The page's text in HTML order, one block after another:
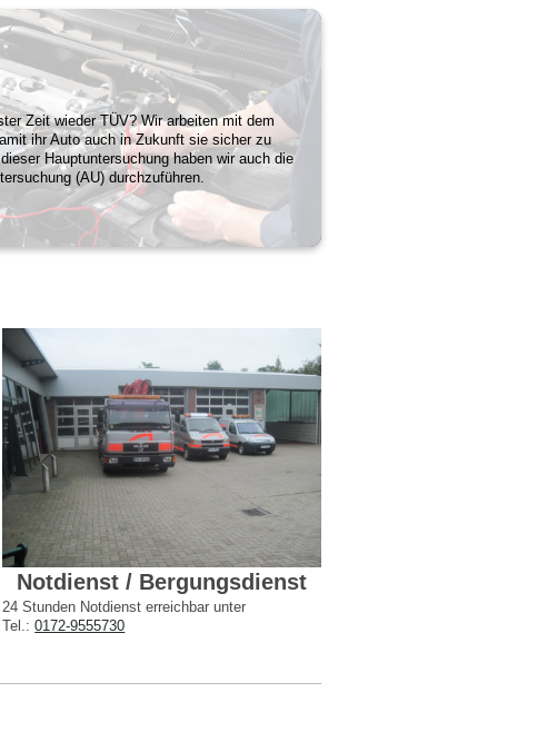
Zeit wieder TÜV? Wir arbeiten mit dem
ihr Auto auch in Zukunft sie sicher zu
Hauptuntersuchung haben wir auch die
(AU) durchzuführen.
Notdienst / Bergungsdienst
24 Stunden Notdienst erreichbar unter
Tel.:0172-9555730